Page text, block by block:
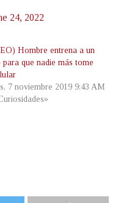
24, 2022
Hombre entrena a un
para que nadie más tome
7 noviembre 2019 9:43 AM